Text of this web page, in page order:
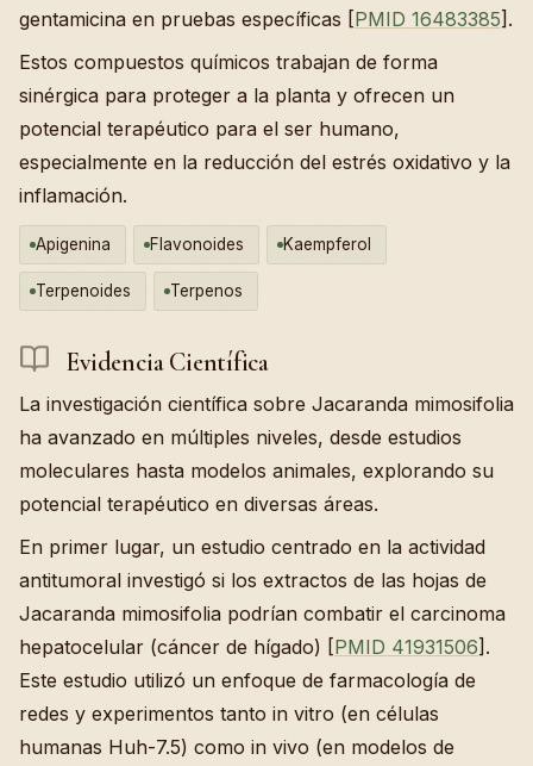
gentamicina en pruebas específicas [PMID 16483385].
Estos compuestos químicos trabajan de forma
sinérgica para proteger a la planta y ofrecen un
potencial terapéutico para el ser humano,
especialmente en la reducción del estrés oxidativo y la
inflamación.
Apigenina Flavonoides Kaempferol
Terpenoides Terpenos
Evidencia Científica
La investigación científica sobre Jacaranda mimosifolia
ha avanzado en múltiples niveles, desde estudios
moleculares hasta modelos animales, explorando su
potencial terapéutico en diversas áreas.
En primer lugar, un estudio centrado en la actividad
antitumoral investigó si los extractos de las hojas de
Jacaranda mimosifolia podrían combatir el carcinoma
hepatocelular (cáncer de hígado) [PMID 41931506].
Este estudio utilizó un enfoque de farmacología de
redes y experimentos tanto in vitro (en células
humanas Huh-7.5) como in vivo (en modelos de